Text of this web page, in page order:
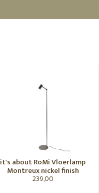
it's about RoMi Vloerlamp
Montreux nickel finish
239,00